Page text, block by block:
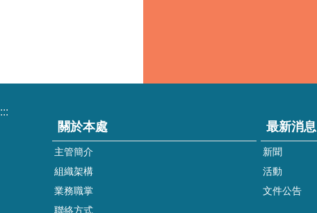
:::
關於本處
主管簡介
組織架構
業務職掌
聯絡方式
最新消息
新聞
活動
文件公告